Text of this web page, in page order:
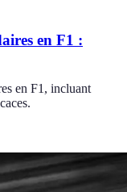
en F1 :
en F1, incluant